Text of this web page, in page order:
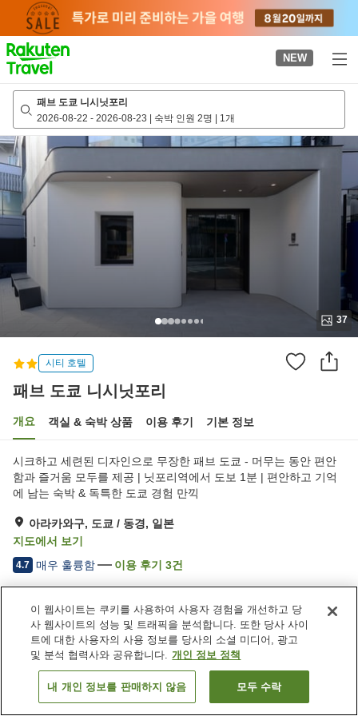
page
NEW
패브 도쿄 니시닛포리
2026-08-22 - 2026-08-23 | 숙박 인원 2명 | 1개
37
시티 호텔
패브 도쿄 니시닛포리
개요 객실 & 숙박 상품 이용 후기 기본 정보
시크하고 세련된 디자인으로 무장한 패브 도쿄 - 머무는 동안 편안
함과 즐거움 모두를 제공 | 닛포리역에서 도보 1분 | 편안하고 기억
에 남는 숙박 & 독특한 도쿄 경험 만끽
아라카와구, 도쿄 / 동경, 일본
지도에서 보기
4.7 매우 훌륭함 이용 후기 3건
숙소 편의 시설/서비스
세탁 (무료)
객실 보기
이 웹사이트는 쿠키를 사용하여 사용자 경험을 개선하고 당
사 웹사이트의 성능 및 트래픽을 분석합니다. 또한 당사 사이
트에 대한 사용자의 사용 정보를 당사의 소셜 미디어, 광고
및 분석 협력사와 공유합니다. 개인 정보 정책
내 개인 정보를 판매하지 않음 모두 수락